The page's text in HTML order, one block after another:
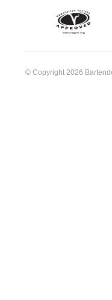
© Copyright 2026